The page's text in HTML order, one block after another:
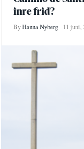
inre frid?
ByHanna Nyberg 11 juni,